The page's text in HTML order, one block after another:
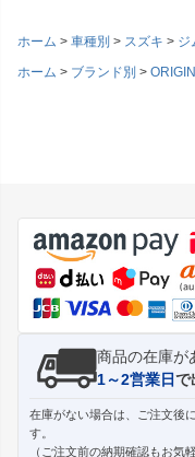
ホーム 車種別 スズキ ジ
ホーム
ブランド別
商品の在庫が
1～2営業日で
在庫がない場合は、ご注文後
す。
（ご注文前の納期確認もお気